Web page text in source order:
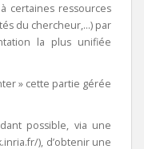
certaines ressources
du chercheur,…) par
la plus unifiée
» cette partie gérée
possible, via une
), d’obtenir une